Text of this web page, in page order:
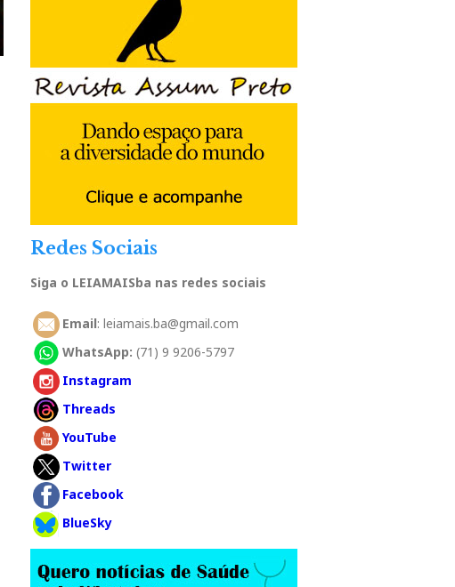
Redes Sociais
Siga o LEIAMAISba nas redes sociais
Email: leiamais.ba@gmail.com
WhatsApp: (71) 9 9206-5797
Instagram
Threads
YouTube
Twitter
Facebook
BlueSky